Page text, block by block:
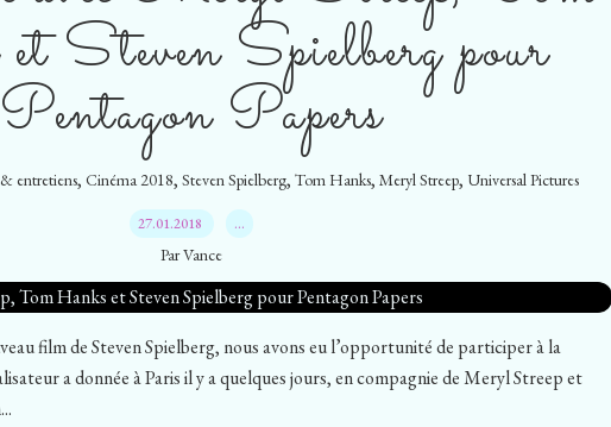
Steven Spielberg pour
Pentagon Papers
entretiens, Cinéma 2018, Steven Spielberg, Tom Hanks, Meryl Streep, Universal Pictures
27.01.2018 …
Par Vance
film de Steven Spielberg, nous avons eu l’opportunité de participer à la
a donnée à Paris il y a quelques jours, en compagnie de Meryl Streep et